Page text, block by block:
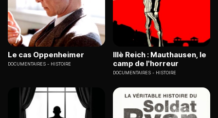
Le cas Oppenheimer
DOCUMENTAIRES HISTOIRE
IIIè Reich : Mauthausen, le
camp de l'horreur
DOCUMENTAIRES HISTOIRE